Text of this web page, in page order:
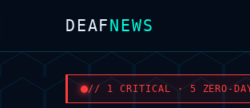
DEAFNEWS
// 1 CRITICAL · 5 ZERO-